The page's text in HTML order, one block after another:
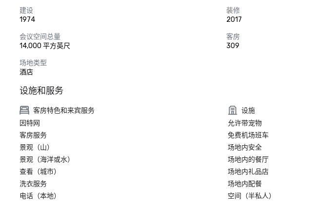
建设
1974
装修
2017
会议空间总量
14,000 平方英尺
客房
309
场地类型
酒店
设施和服务
客房特色和来宾服务
因特网
客房服务
景观（山）
景观（海洋或水）
查看（城市）
洗衣服务
电话（本地）
设施
允许带宠物
免费机场班车
场地内安全
场地内的餐厅
场地内礼品店
场地内配餐
空间（半私人）